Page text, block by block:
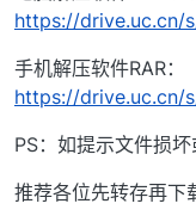
https://drive.uc.cn/
手机解压软件RAR：
https://drive.uc.cn/
PS：如提示文件损
推荐各位先转存再下